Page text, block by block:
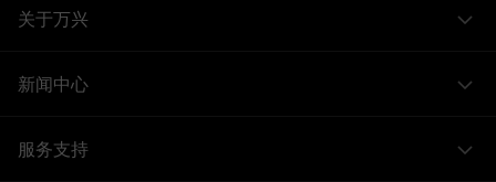
关于万兴
新闻中心
服务支持